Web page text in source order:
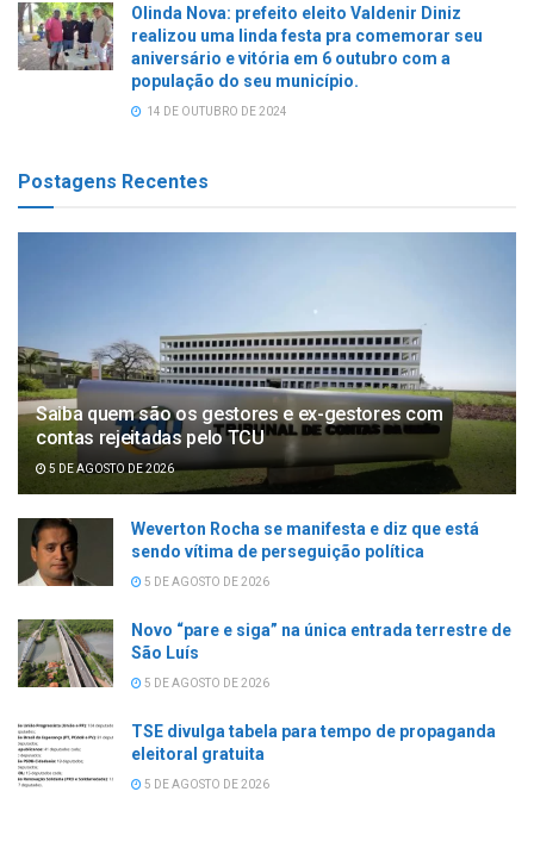
Olinda Nova: prefeito eleito Valdenir Diniz
realizou uma linda festa pra comemorar seu
aniversário e vitória em 6 outubro com a
população do seu município.
14 DE OUTUBRO DE 2024
Postagens Recentes
Saiba quem são os gestores e ex-gestores com
contas rejeitadas pelo TCU
5 DE AGOSTO DE 2026
Weverton Rocha se manifesta e diz que está
sendo vítima de perseguição política
5 DE AGOSTO DE 2026
Novo “pare e siga” na única entrada terrestre de
São Luís
5 DE AGOSTO DE 2026
TSE divulga tabela para tempo de propaganda
eleitoral gratuita
5 DE AGOSTO DE 2026